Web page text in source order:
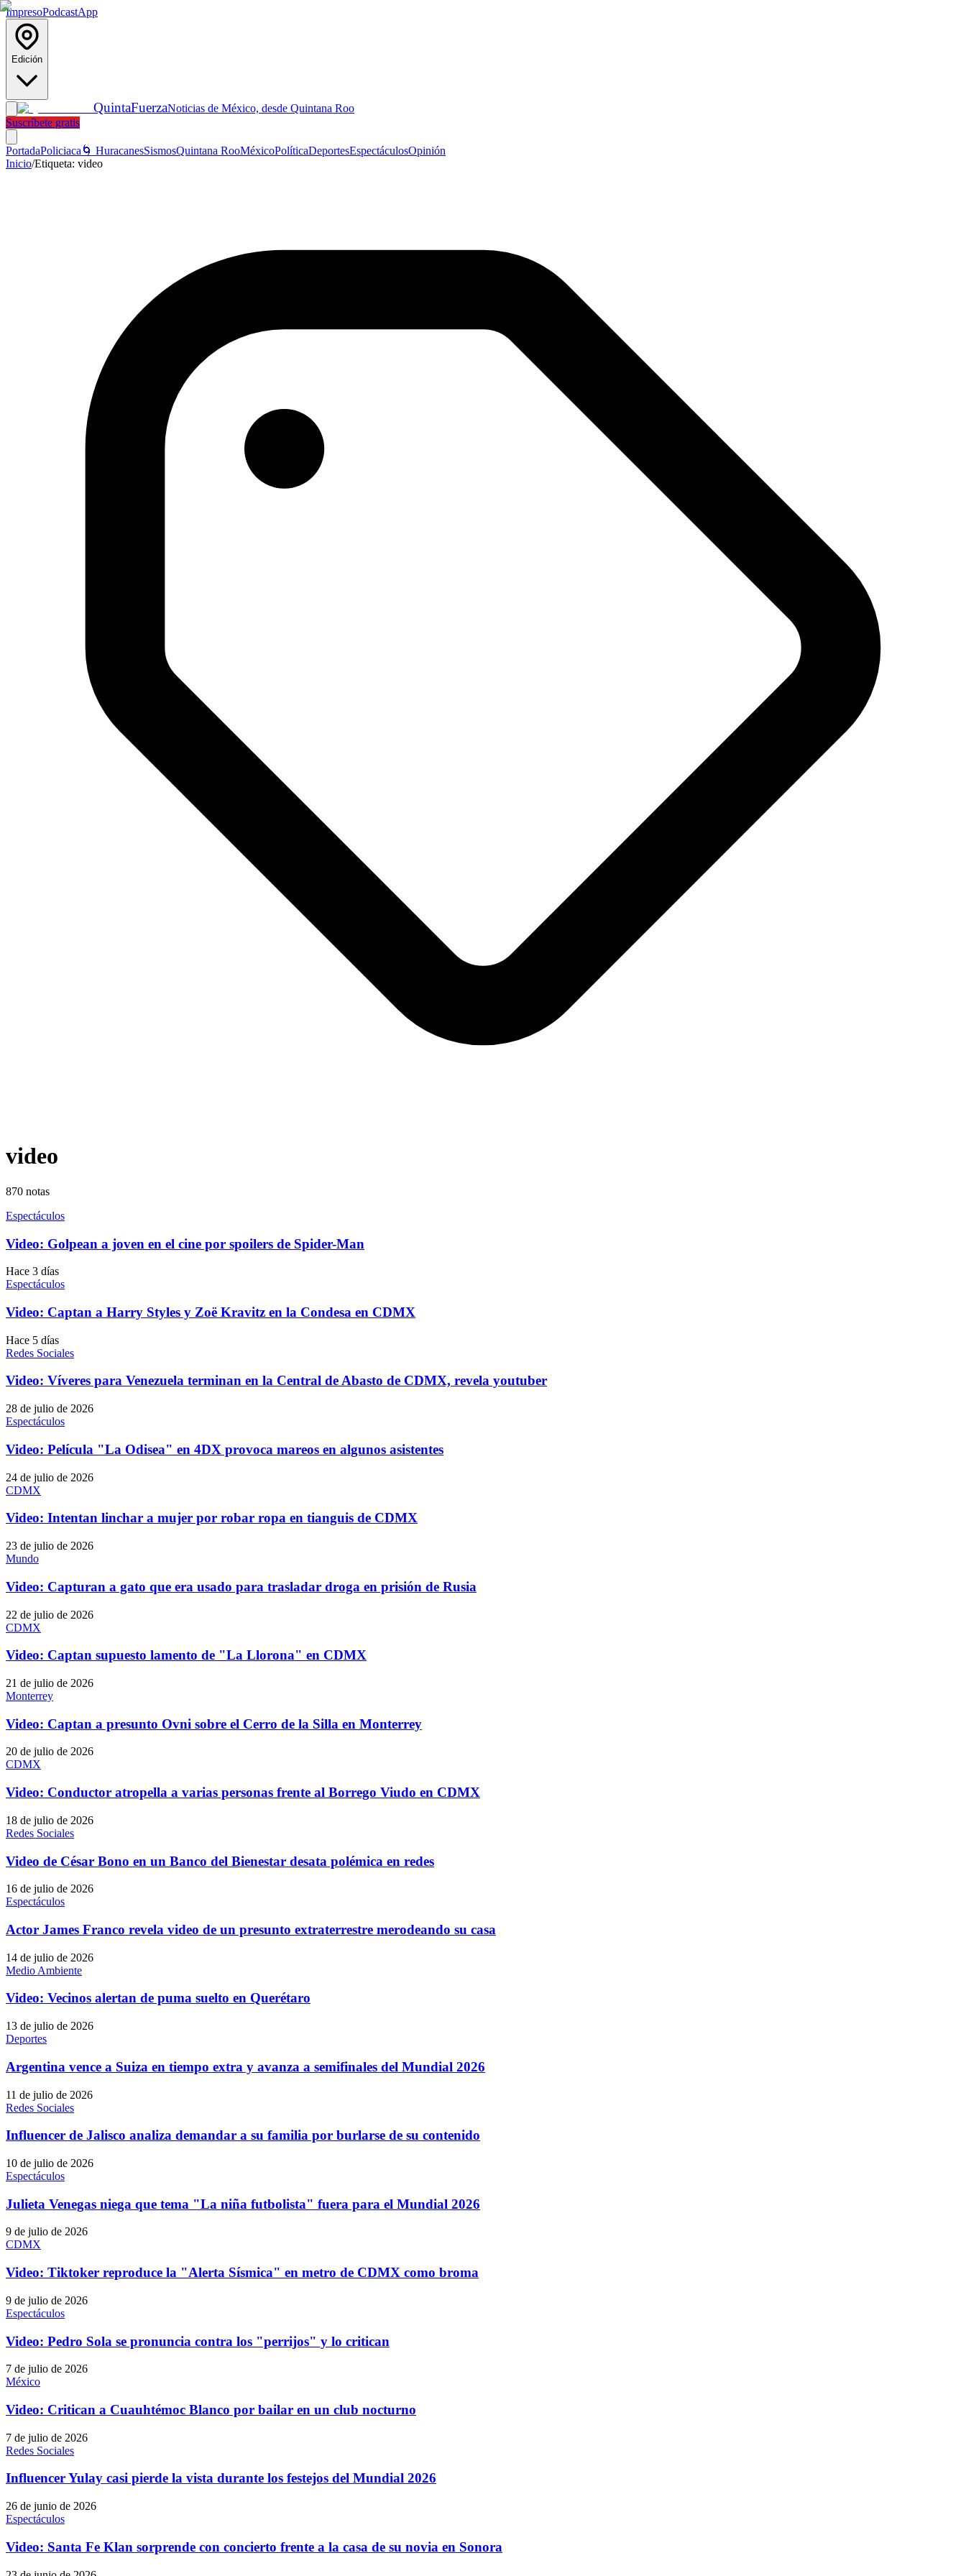
ImpresoPodcastApp
Edición
QuintaFuerzaNoticias de México, desde Quintana Roo
Suscríbete gratis
PortadaPoliciaca 🌀 HuracanesSismosQuintana RooMéxicoPolíticaDeportesEspectáculosOpinión
Inicio/Etiqueta: video
video
870 notas
Espectáculos
Video: Golpean a joven en el cine por spoilers de Spider-Man
Hace 3 días
Espectáculos
Video: Captan a Harry Styles y Zoë Kravitz en la Condesa en CDMX
Hace 5 días
Redes Sociales
Video: Víveres para Venezuela terminan en la Central de Abasto de CDMX, revela youtuber
28 de julio de 2026
Espectáculos
Video: Película "La Odisea" en 4DX provoca mareos en algunos asistentes
24 de julio de 2026
CDMX
Video: Intentan linchar a mujer por robar ropa en tianguis de CDMX
23 de julio de 2026
Mundo
Video: Capturan a gato que era usado para trasladar droga en prisión de Rusia
22 de julio de 2026
CDMX
Video: Captan supuesto lamento de "La Llorona" en CDMX
21 de julio de 2026
Monterrey
Video: Captan a presunto Ovni sobre el Cerro de la Silla en Monterrey
20 de julio de 2026
CDMX
Video: Conductor atropella a varias personas frente al Borrego Viudo en CDMX
18 de julio de 2026
Redes Sociales
Video de César Bono en un Banco del Bienestar desata polémica en redes
16 de julio de 2026
Espectáculos
Actor James Franco revela video de un presunto extraterrestre merodeando su casa
14 de julio de 2026
Medio Ambiente
Video: Vecinos alertan de puma suelto en Querétaro
13 de julio de 2026
Deportes
Argentina vence a Suiza en tiempo extra y avanza a semifinales del Mundial 2026
11 de julio de 2026
Redes Sociales
Influencer de Jalisco analiza demandar a su familia por burlarse de su contenido
10 de julio de 2026
Espectáculos
Julieta Venegas niega que tema "La niña futbolista" fuera para el Mundial 2026
9 de julio de 2026
CDMX
Video: Tiktoker reproduce la "Alerta Sísmica" en metro de CDMX como broma
9 de julio de 2026
Espectáculos
Video: Pedro Sola se pronuncia contra los "perrijos" y lo critican
7 de julio de 2026
México
Video: Critican a Cuauhtémoc Blanco por bailar en un club nocturno
7 de julio de 2026
Redes Sociales
Influencer Yulay casi pierde la vista durante los festejos del Mundial 2026
26 de junio de 2026
Espectáculos
Video: Santa Fe Klan sorprende con concierto frente a la casa de su novia en Sonora